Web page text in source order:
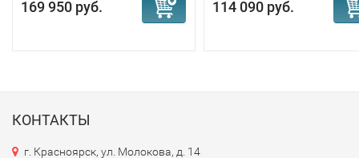
169 950 руб. 114 090 руб.
КОНТАКТЫ
г. Красноярск, ул. Молокова, д. 14